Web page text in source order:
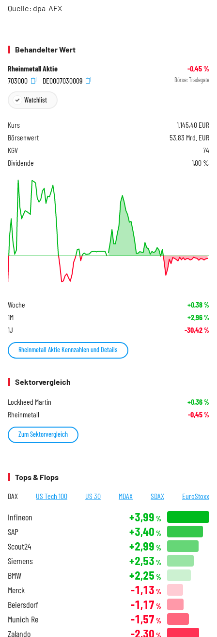
Quelle: dpa-AFX
Behandelter Wert
Rheinmetall Aktie -0,45%
703000
DE0007030009 Börse: Tradegate
Watchlist
Kurs 1.145,40 EUR
Börsenwert
53,83 Mrd. EUR
KGV
74
Dividende
1,00 %
Woche +0,38%
1M +2,96%
1J -30,42%
Rheinmetall Aktie Kennzahlen und Details
Sektorvergleich
Lockheed Martin +0,36%
Rheinmetall -0,45%
Zum Sektorvergleich
Tops & Flops
DAX US Tech 100 US 30 MDAX SDAX EuroStoxx
Infineon +3,99 %
SAP +3,40 %
Scout24 +2,99 %
Siemens +2,53 %
BMW +2,25 %
Merck -1,13 %
Beiersdorf -1,17 %
Munich Re -1,57 %
Zalando -2,30